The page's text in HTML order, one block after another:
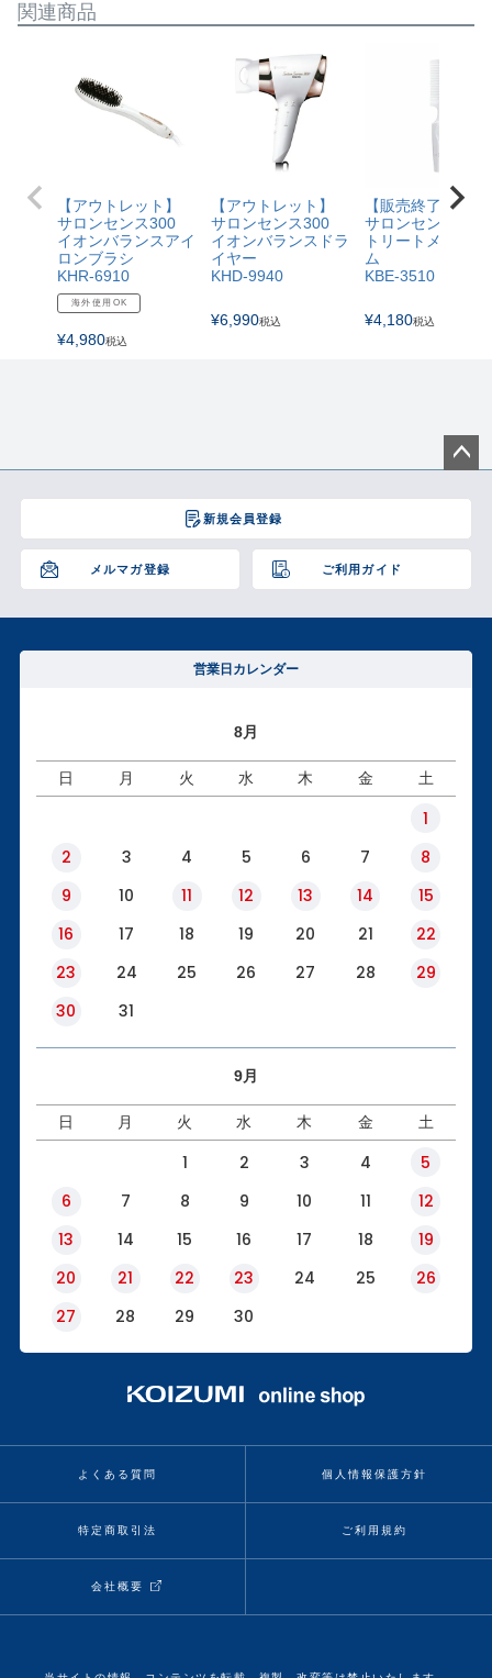
関連商品
【アウトレット】
サロンセンス300
イオンバランスアイ
ロンブラシ
KHR-6910
海外使用OK
¥4,980税込
【アウトレット】
サロンセンス300
イオンバランスドラ
イヤー
KHD-9940
¥6,990税込
【販売終了】
サロンセンス300
トリートメントコ
ム
KBE-3510
¥4,180税込
新規会員登録
メルマガ登録 ご利用ガイド
ジト
へ
営業日カレンダー
8月
日 月 火 水 木 金 土
1
2
3 4 5 6 7
8
9
10 11 12 13 14
15
16
17 18 19 20 21
22
23
24 25 26 27 28
29
30
31
9月
日 月 火 水 木 金 土
1 2 3 4
5
6
7 8 9 10 11
12
13
14 15 16 17 18
19
20
21 22 23 24 25
26
27
28 29 30
よくある質問 個人情報保護方針
特定商取引法 ご利用規約
会社概要